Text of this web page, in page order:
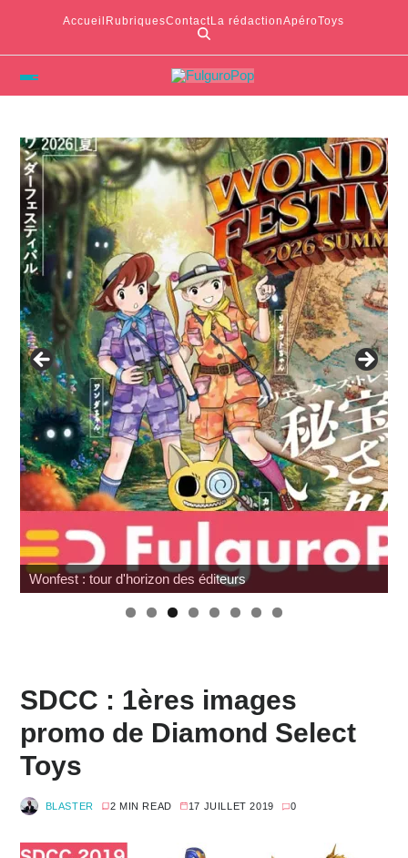
Accueil RubriquesContactLa rédactionApéroToys
Pocket Fighter
SDCC : 1ères images
promo de Diamond Select
Toys
BLASTER 2 MIN READ 17 JUILLET 2019 0